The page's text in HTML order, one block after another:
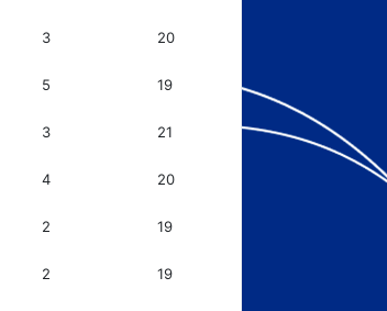
3 20
5 19
3 21
4 20
2 19
2 19